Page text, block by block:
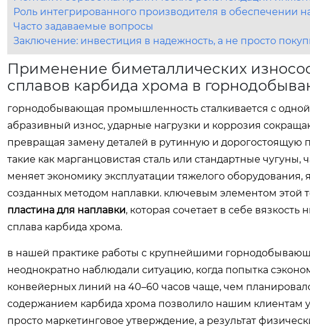
Роль интегрированного производителя в обеспечении
Часто задаваемые вопросы
Заключение: инвестиция в надежность, а не просто
Применение биметаллических
сплавов карбида хрома в
горнодобывающая промышленность сталкивается с
абразивный износ, ударные нагрузки и коррозия
превращая замену деталей в рутинную и дорогостоящую
такие как марганцовистая сталь или стандартные
меняет экономику эксплуатации тяжелого
созданных методом наплавки. ключевым элементом этой
пластина для наплавки, которая сочетает в себе
сплава карбида хрома.
в нашей практике работы с крупнейшими
неоднократно наблюдали ситуацию, когда попытка
конвейерных линий на 40–60 часов чаще, чем
содержанием карбида хрома позволило нашим клиентам
просто маркетинговое утверждение, а результат